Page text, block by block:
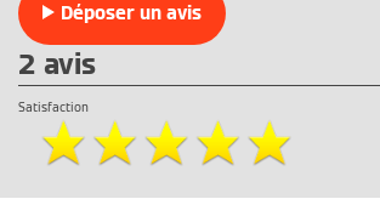
Déposer un avis
2 avis
Satisfaction